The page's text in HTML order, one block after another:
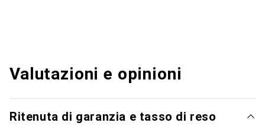
Valutazioni e opinioni
Ritenuta di garanzia e tasso di reso